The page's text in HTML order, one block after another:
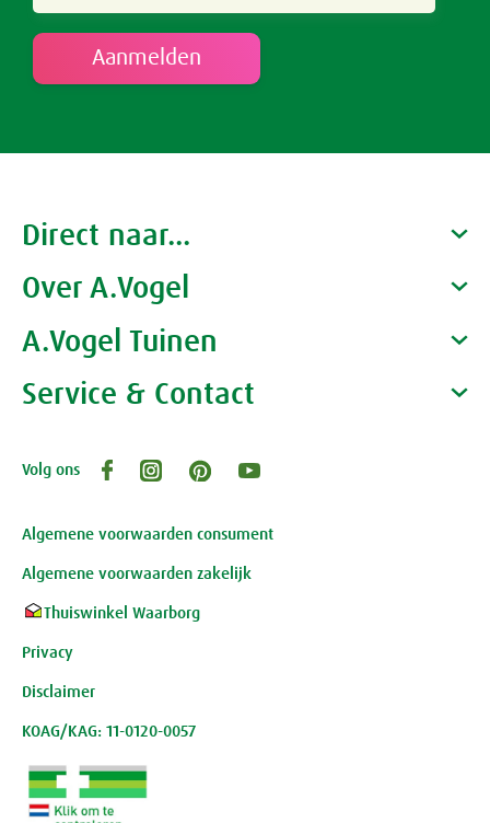
Direct naar...
Producten
Gezondheidscoaches
Over A.Vogel
Alfred Vogel
Waarom A.Vogel kiezen
A.Vogel Tuinen
Over A.Vogel tuinen
Openingstijden, route en adres
Service & Contact
Klantenservice webwinkel
Review-richtlijnen
Volg ons
Algemene voorwaarden consument
Algemene voorwaarden zakelijk
Thuiswinkel Waarborg
Privacy
Disclaimer
KOAG/KAG: 11-0120-0057